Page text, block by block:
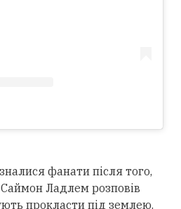
фанати після того,
Ладлем розповів
прокласти під землею.